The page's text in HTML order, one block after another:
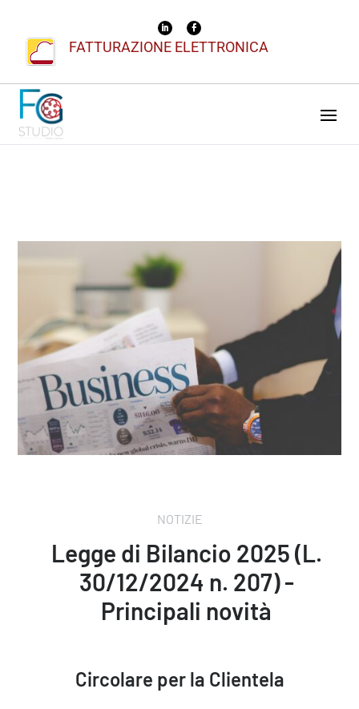
FATTURAZIONE ELETTRONICA
NOTIZIE
Legge di Bilancio 2025 (L.
30/12/2024 n. 207) -
Principali novità
Circolare per la Clientela